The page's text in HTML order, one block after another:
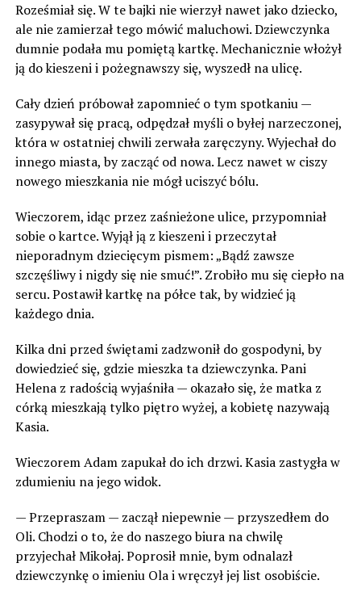
Roześmiał się. W te bajki nie wierzył nawet jako dziecko,
ale nie zamierzał tego mówić maluchowi. Dziewczynka
dumnie podała mu pomiętą kartkę. Mechanicznie włożył
ją do kieszeni i pożegnawszy się, wyszedł na ulicę.
Cały dzień próbował zapomnieć o tym spotkaniu —
zasypywał się pracą, odpędzał myśli o byłej narzeczonej,
która w ostatniej chwili zerwała zaręczyny. Wyjechał do
innego miasta, by zacząć od nowa. Lecz nawet w ciszy
nowego mieszkania nie mógł uciszyć bólu.
Wieczorem, idąc przez zaśnieżone ulice, przypomniał
sobie o kartce. Wyjął ją z kieszeni i przeczytał
nieporadnym dziecięcym pismem: „Bądź zawsze
szczęśliwy i nigdy się nie smuć!”. Zrobiło mu się ciepło na
sercu. Postawił kartkę na półce tak, by widzieć ją
każdego dnia.
Kilka dni przed świętami zadzwonił do gospodyni, by
dowiedzieć się, gdzie mieszka ta dziewczynka. Pani
Helena z radością wyjaśniła — okazało się, że matka z
córką mieszkają tylko piętro wyżej, a kobietę nazywają
Kasia.
Wieczorem Adam zapukał do ich drzwi. Kasia zastygła w
zdumieniu na jego widok.
— Przepraszam — zaczął niepewnie — przyszedłem do
Oli. Chodzi o to, że do naszego biura na chwilę
przyjechał Mikołaj. Poprosił mnie, bym odnalazł
dziewczynkę o imieniu Ola i wręczył jej list osobiście.